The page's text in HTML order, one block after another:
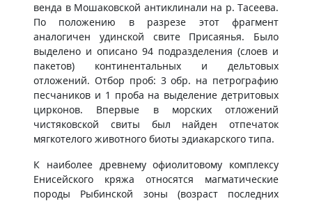
венда в Мошаковской антиклинали на р. Тасеева.
По положению в разрезе этот фрагмент
аналогичен удинской свите Присаянья. Было
выделено и описано 94 подразделения (слоев и
пакетов) континентальных и дельтовых
отложений. Отбор проб: 3 обр. на петрографию
песчаников и 1 проба на выделение детритовых
цирконов. Впервые в морских отложений
чистяковской свиты был найден отпечаток
мягкотелого животного биоты эдиакарского типа.
К наиболее древнему офиолитовому комплексу
Енисейского кряжа относятся магматические
породы Рыбинской зоны (возраст последних